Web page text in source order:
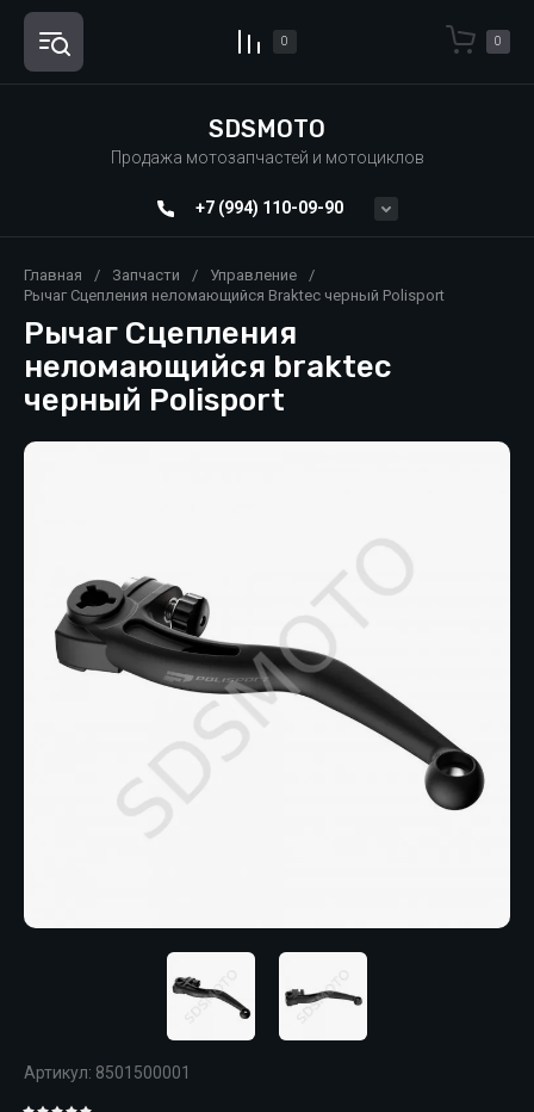
0 0
SDSMOTO
Продажа мотозапчастей и мотоциклов
+7 (994) 110-09-90
Главная / Запчасти / Управление
/
Рычаг Сцепления неломающийся Braktec черный Polisport
Рычаг Сцепления
неломающийся braktec
черный Polisport
Артикул: 8501500001